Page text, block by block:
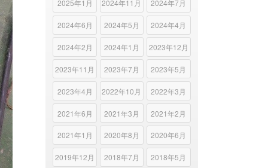
2025年1月 2024年11月 2024年7月
2024年6月 2024年5月 2024年4月
2024年2月 2024年1月 2023年12月
2023年11月 2023年7月 2023年5月
2023年4月 2022年10月 2022年3月
2021年6月 2021年3月 2021年2月
2021年1月 2020年8月 2020年6月
2019年12月 2018年7月 2018年5月